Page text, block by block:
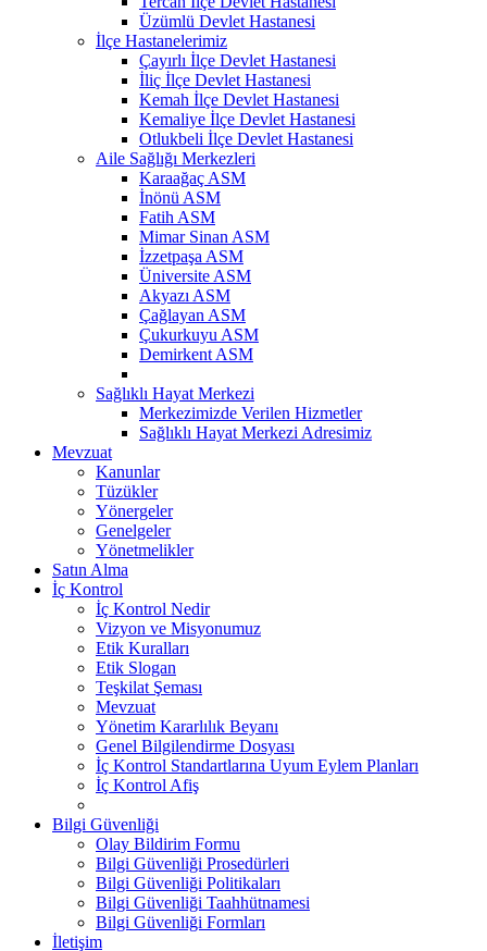
Üzümlü Devlet Hastanesi
İlçe Hastanelerimiz
Çayırlı İlçe Devlet Hastanesi
İliç İlçe Devlet Hastanesi
Kemah İlçe Devlet Hastanesi
Kemaliye İlçe Devlet Hastanesi
Otlukbeli İlçe Devlet Hastanesi
Aile Sağlığı Merkezleri
Karaağaç ASM
İnönü ASM
Fatih ASM
Mimar Sinan ASM
İzzetpaşa ASM
Üniversite ASM
Akyazı ASM
Çağlayan ASM
Çukurkuyu ASM
Demirkent ASM
Sağlıklı Hayat Merkezi
Merkezimizde Verilen Hizmetler
Sağlıklı Hayat Merkezi Adresimiz
Mevzuat
Kanunlar
Tüzükler
Yönergeler
Genelgeler
Yönetmelikler
Satın Alma
İç Kontrol
İç Kontrol Nedir
Vizyon ve Misyonumuz
Etik Kuralları
Etik Slogan
Teşkilat Şeması
Mevzuat
Yönetim Kararlılık Beyanı
Genel Bilgilendirme Dosyası
İç Kontrol Standartlarına Uyum Eylem Planları
İç Kontrol Afiş
Bilgi Güvenliği
Olay Bildirim Formu
Bilgi Güvenliği Prosedürleri
Bilgi Güvenliği Politikaları
Bilgi Güvenliği Taahhütnamesi
Bilgi Güvenliği Formları
İletişim